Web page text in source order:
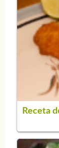
Receta